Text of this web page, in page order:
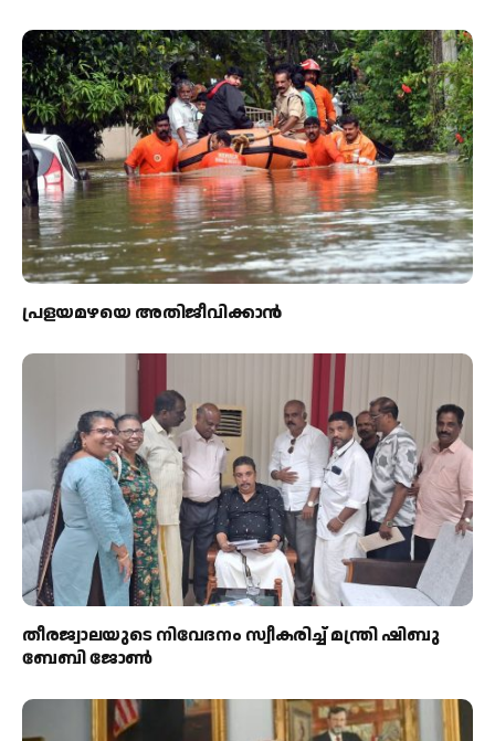
പ്രളയമഴയെ അതിജീവിക്കാന്‍
തീരജ്വാലയുടെ നിവേദനം സ്വീകരിച്ച് മന്ത്രി ഷിബു
ബേബി ജോൺ